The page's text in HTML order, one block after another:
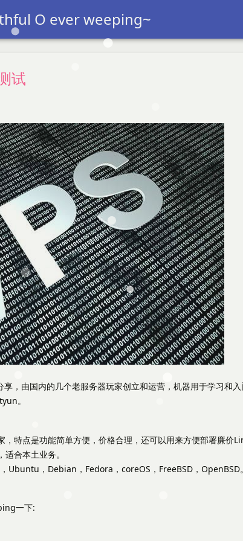
O ever weeping~
试
，由国内的几个老服务器玩家创立和运营，机器用于学习和
。
，特点是功能简单方便，价格合理，还可以用来方便部署廉
合本土业务。
Ubuntu，Debian，Fedora，coreOS，FreeBSD，OpenBSD。
一下: